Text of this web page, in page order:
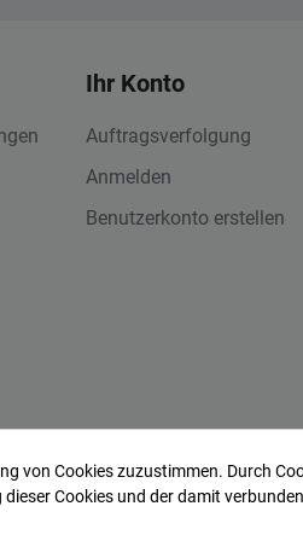
Ihr Konto
Auftragsverfolgung
Anmelden
Benutzerkonto erstellen
|Cookies
von Cookies zuzustimmen. Durch
Cookies und der damit